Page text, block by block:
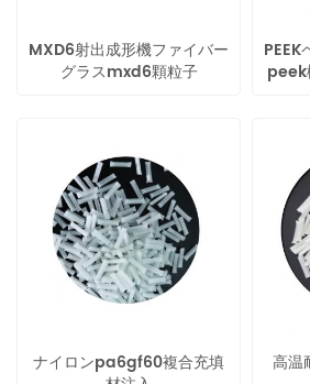
MXD6射出成形機ファイバー
グラスmxd6顆粒子
peek
ナイロンpa6gf60複合充填
高